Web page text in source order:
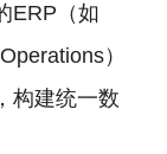
ERP（如
）
构建统一数